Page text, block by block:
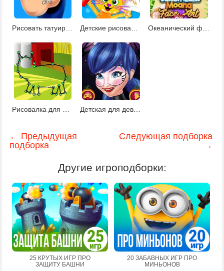
Рисовать татуировки
Рисовалка для Малышей Детская для девочек 7-8 лет
← Предыдущая
подборка
Следующая подборка
→
Другие игроподборки:
25 КРУТЫХ ИГР ПРО
ЗАЩИТУ БАШНИ
20 ЗАБАВНЫХ ИГР ПРО
МИНЬОНОВ